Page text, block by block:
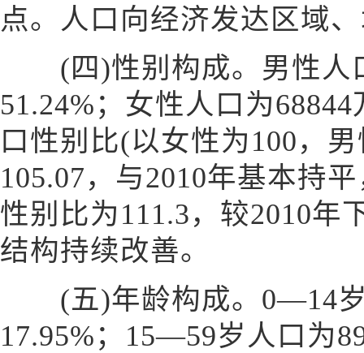
点。人口向经济发达区域
(四)性别构成。男性人
51.24%；女性人口为
口性别比(以女性为100，
105.07，与2010年基本持
性别比为111.3，较2010年
结构持续改善。
(五)年龄构成。0—14岁
17.95%；15—59岁人口为